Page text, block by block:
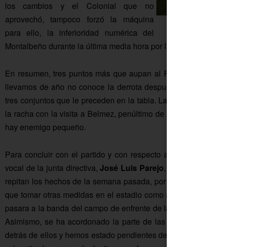
los cambios y el Colonial que no
aprovechó, tampoco forzó la máquina
para ello, la inferioridad numérica del
Montalbeño durante la última media hora por la doble amarilla a Espejo.
En resumen, tres puntos más que aupan al Fuente Palmera a la novena
llevamos de año no conoce la derrota después de enfrentarse a Montilla,
tres conjuntos que le preceden en la tabla. La próxima semana hay una
la racha con la visita a Belmez, penúltimo de la categoría. Pero ya se sabe,
hay enemigo pequeño.
Para concluir con el partido y con respecto al tema de los incidentes, el
vocal de la junta directiva,José Luis Parejo, nos comentaba que «no
repitan los hechos de la semana pasada, por eso se nos ocurrió lo de la
que tomar otras medidas en el estadio como acordonar parte del perímetro
pasara a la banda del campo de enfrente de las gradas, lo cual va a ser así
Asimismo, se ha acordonado la parte de las gradas que pega a los
detrás de ellos y hemos estado pendientes de todo ello varios miembros de